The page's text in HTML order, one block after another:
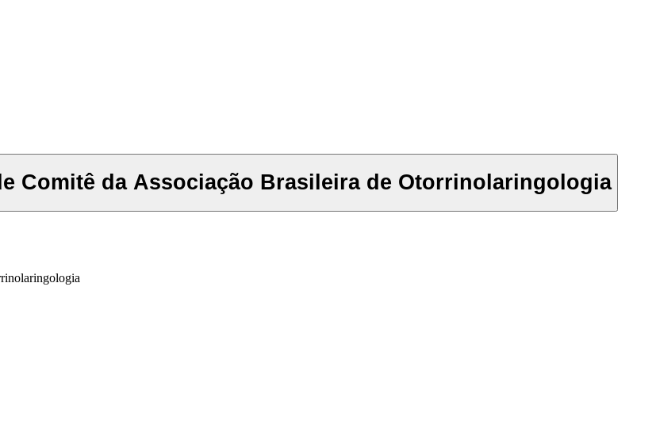
Comitê da Associação Brasileira de Otorrinolaringologia